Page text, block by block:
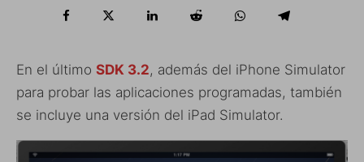
En el último SDK 3.2, además del iPhone Simulator
para probar las aplicaciones programadas, también
se incluye una versión del iPad Simulator.